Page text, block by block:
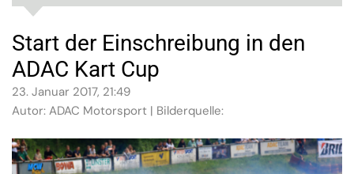
Start der Einschreibung in den
ADAC Kart Cup
23. Januar 2017, 21:49
Autor: ADAC Motorsport | Bilderquelle: